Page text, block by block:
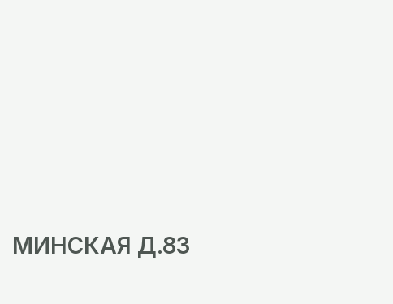
МИНСКАЯ Д.83